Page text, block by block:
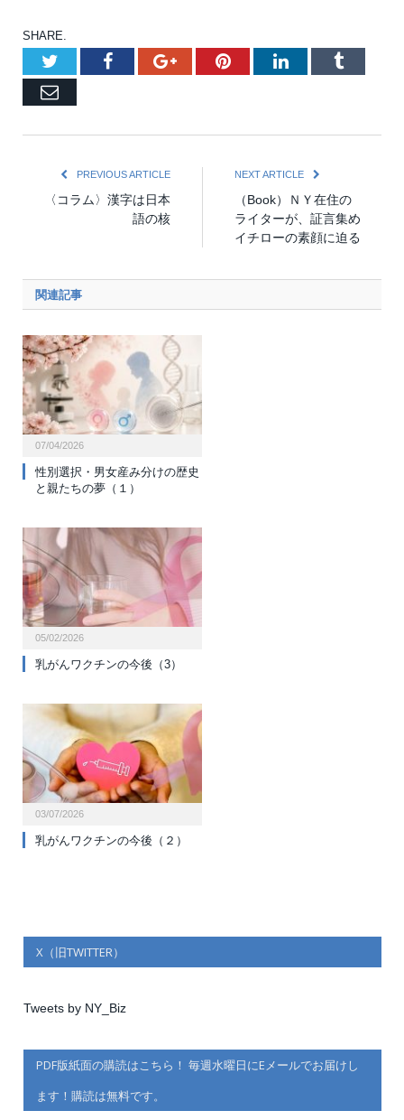
SHARE.
TwitterFacebookGoogle+PinterestLinkedInTumblr
Email
PREVIOUS ARTICLE
〈コラム〉漢字は日本
語の核
NEXT ARTICLE
（Book）ＮＹ在住の
ライターが、証言集め
イチローの素顔に迫る
関連記事
07/04/2026
性別選択・男女産み分けの歴史
と親たちの夢（１）
05/02/2026
乳がんワクチンの今後（3）
03/07/2026
乳がんワクチンの今後（２）
X（旧TWITTER）
Tweets by NY_Biz
PDF版紙面の購読はこちら！ 毎週水曜日にEメールでお届けし
ます！購読は無料です。